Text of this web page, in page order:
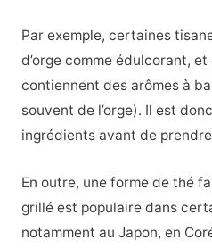
Par exemple, certaines
d’orge comme édulcorant,
contiennent des arômes à
souvent de l’orge). Il est
ingrédients avant de
En outre, une forme de thé
grillé est populaire dans
notamment au Japon, en